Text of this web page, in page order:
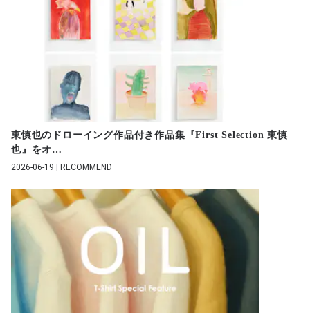
東慎也のドローイング作品付き作品集『First Selection 東慎
也』をオ …
2026-06-19 | RECOMMEND